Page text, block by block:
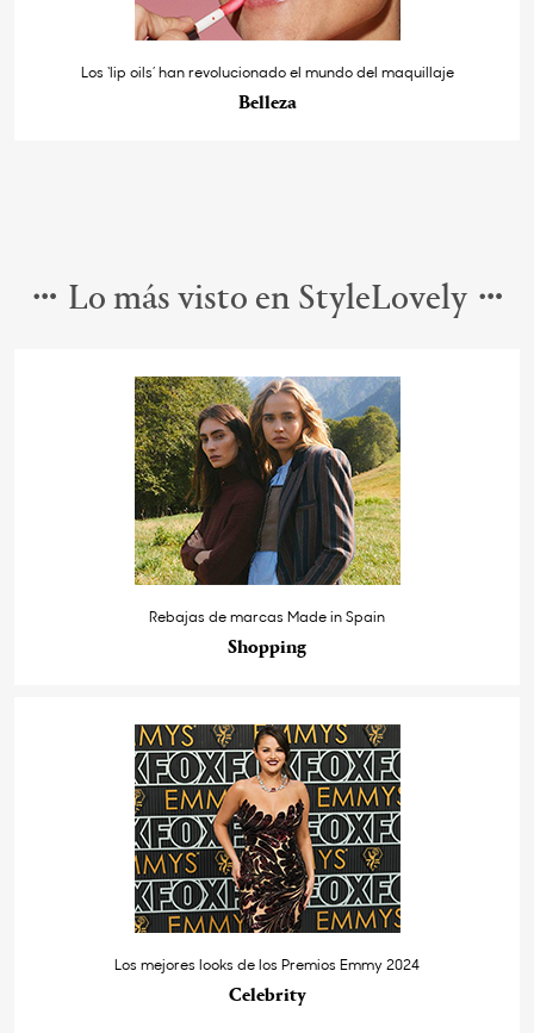
Los ‘lip oils’ han revolucionado el mundo del maquillaje
Belleza
Lo más visto en StyleLovely
Rebajas de marcas Made in Spain
Shopping
Los mejores looks de los Premios Emmy 2024
Celebrity